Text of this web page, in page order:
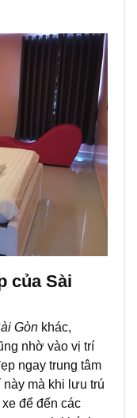
của Sài
Gòn khác,
nhờ vào vị trí
ngay trung tâm
mà khi lưu trú
để đến các